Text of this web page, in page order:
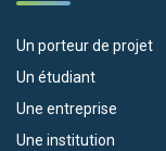
Un porteur de projet
Un étudiant
Une entreprise
Une institution